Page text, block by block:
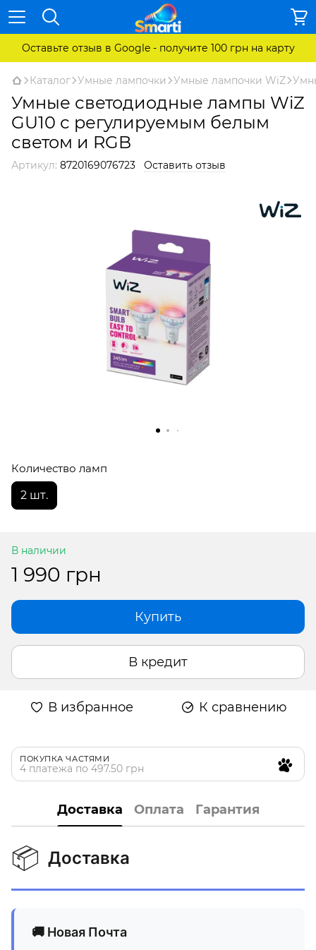
Оставьте отзыв в Google - получите 100 грн на карту
Каталог Умные лампочки Умные лампочки WiZ
Умные светодиодные лампы WiZ
GU10 с регулируемым белым
светом и RGB
Артикул: 8720169076723 Оставить отзыв
Количество ламп
2 шт.
В наличии
1 990 грн
Купить
В кредит
В избранное К сравнению
ПОКУПКА ЧАСТЯМИ
4 платежа по 497.50 грн
Доставка Оплата Гарантия
📦 Доставка
🚚 Новая Почта